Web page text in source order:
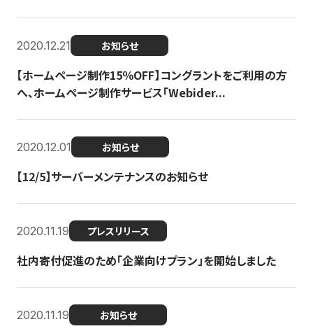
2020.12.21 お知らせ
【ホームページ制作15％OFF】コングラントをご利用の方
へ、ホームページ制作サービス「Webider...
2020.12.01 お知らせ
【12/5】サーバーメンテナンスのお知らせ
2020.11.19 プレスリリース
社内寄付促進のため「企業向けプラン」を開始しました
2020.11.19 お知らせ